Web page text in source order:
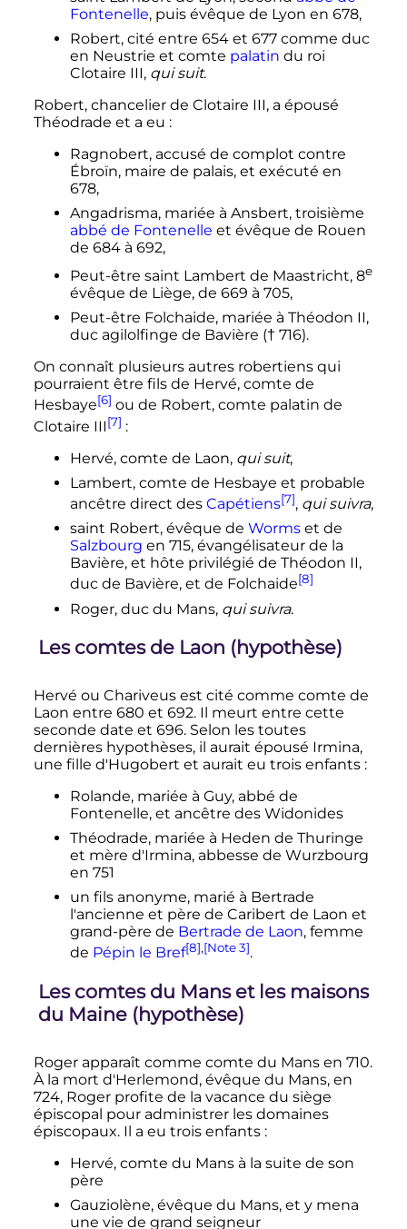
Fontenelle, puis évêque de Lyon en 678,
Robert, cité entre 654 et 677 comme duc
en Neustrie et comte palatin du roi
Clotaire III, qui suit.
Robert, chancelier de Clotaire III, a épousé
Théodrade et a eu :
Ragnobert, accusé de complot contre
Ébroïn, maire de palais, et exécuté en
678,
Angadrisma, mariée à Ansbert, troisième
abbé de Fontenelle et évêque de Rouen
de 684 à 692,
Peut-être saint Lambert de Maastricht, 8e
évêque de Liège, de 669 à 705,
Peut-être Folchaide, mariée à Théodon II,
duc agilolfinge de Bavière († 716).
On connaît plusieurs autres robertiens qui
pourraient être fils de Hervé, comte de
Hesbaye[6] ou de Robert, comte palatin de
Clotaire III[7] :
Hervé, comte de Laon, qui suit,
Lambert, comte de Hesbaye et probable
ancêtre direct des Capétiens[7], qui suivra,
saint Robert, évêque de Wormset de
Salzbourg en 715, évangélisateur de la
Bavière, et hôte privilégié de Théodon II,
duc de Bavière, et de Folchaide[8]
Roger, duc du Mans, qui suivra.
Les comtes de Laon (hypothèse)
Hervé ou Chariveus est cité comme comte de
Laon entre 680 et 692. Il meurt entre cette
seconde date et 696. Selon les toutes
dernières hypothèses, il aurait épousé Irmina,
une fille d'Hugobert et aurait eu trois enfants :
Rolande, mariée à Guy, abbé de
Fontenelle, et ancêtre des Widonides
Théodrade, mariée à Heden de Thuringe
et mère d'Irmina, abbesse de Wurzbourg
en 751
un fils anonyme, marié à Bertrade
l'ancienne et père de Caribert de Laon et
grand-père de Bertrade de Laon, femme
de Pépin le Bref[8],[Note 3].
Les comtes du Mans et les maisons
du Maine (hypothèse)
Roger apparaît comme comte du Mans en 710.
À la mort d'Herlemond, évêque du Mans, en
724, Roger profite de la vacance du siège
épiscopal pour administrer les domaines
épiscopaux. Il a eu trois enfants :
Hervé, comte du Mans à la suite de son
père
Gauziolène, évêque du Mans, et y mena
une vie de grand seigneur